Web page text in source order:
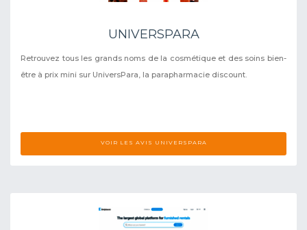
UNIVERSPARA
Retrouvez tous les grands noms de la cosmétique et des soins bien-
être à prix mini sur UniversPara, la parapharmacie discount.
VOIR LES AVIS UNIVERSPARA